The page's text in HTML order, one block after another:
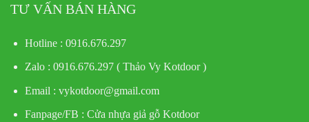
TƯ VẤN BÁN HÀNG
Hotline : 0916.676.297
Zalo : 0916.676.297 ( Thảo Vy Kotdoor )
Email : vykotdoor@gmail.com
Fanpage/FB : Cửa nhựa giả gỗ Kotdoor